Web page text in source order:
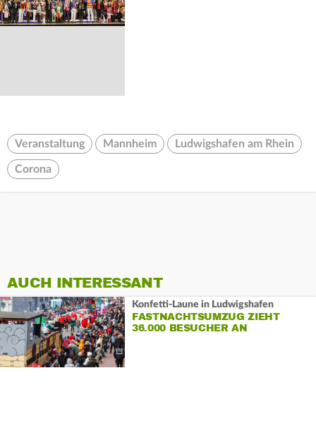
Veranstaltung Mannheim Ludwigshafen am Rhein
Corona
AUCH INTERESSANT
Konfetti-Laune in Ludwigshafen
FASTNACHTSUMZUG ZIEHT
36.000 BESUCHER AN